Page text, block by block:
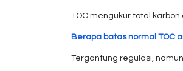
TOC mengukur total
Berapa batas normal TOC
Tergantung regulasi,